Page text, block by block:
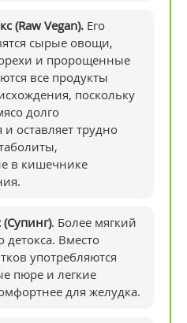
(Raw Vegan). Его
сырые овощи,
и пророщенные
все продукты
поскольку
долго
и оставляет трудно
в кишечнике
. Более мягкий
детокса. Вместо
употребляются
пюре и легкие
для желудка.